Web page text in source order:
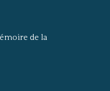
de la